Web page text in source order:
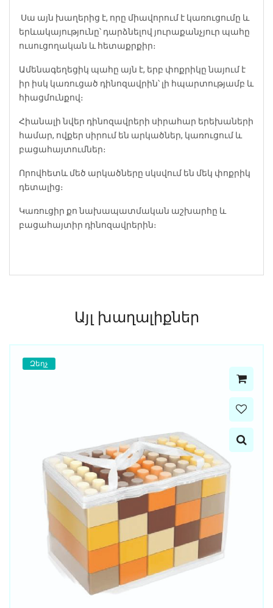
‍‍‍ Սա այն խաղերից է, որը միավորում է կառուցումը և
երևակայությունը՝ դարձնելով յուրաքանչյուր պահը
ուսուցողական և հետաքրքիր։
Ամենագեղեցիկ պահը այն է, երբ փոքրիկը նայում է
իր իսկ կառուցած դինոզավրին՝ լի հպարտությամբ և
հիացմունքով։
Հիանալի նվեր դինոզավրերի սիրահար երեխաների
համար, ովքեր սիրում են արկածներ, կառուցում և
բացահայտումներ։
Որովհետև մեծ արկածները սկսվում են մեկ փոքրիկ
դետալից։
Կառուցիր քո նախապատմական աշխարհը և
բացահայտիր դինոզավրերին։
Այլ խաղալիքներ
Զեղչ